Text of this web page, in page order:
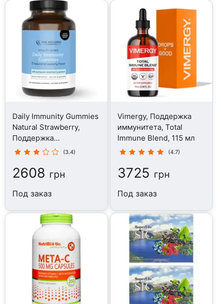
Daily Immunity Gummies
Natural Strawberry,
Поддержка
иммунитета, 120
(3.4)
2608 грн
Под заказ
Vimergy, Поддержка
иммунитета, Total
Immune Blend, 115 мл
(4.7)
3725 грн
Под заказ